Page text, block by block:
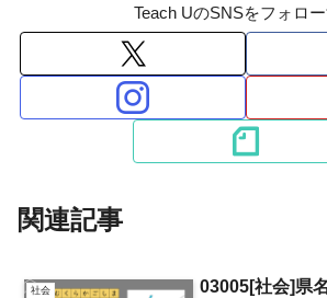
Teach UのSNSをフォロ
関連記事
社会 03005[社会]県